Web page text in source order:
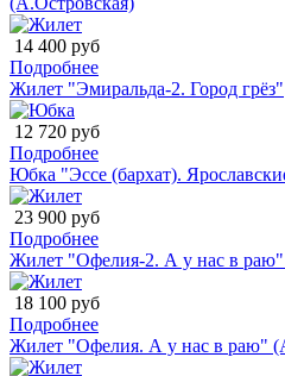
14 400 руб
Подробнее
Жилет "Эмиральда-2. Город грёз"
12 720 руб
Подробнее
Юбка "Эссе (бархат).
23 900 руб
Подробнее
Жилет "Офелия-2. А у нас в раю"
18 100 руб
Подробнее
Жилет "Офелия. А у нас в раю"